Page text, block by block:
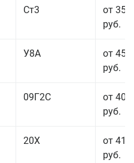
Ст3
от 35
руб.
У8А
от 45
руб.
09Г2С
от 40
руб.
20Х
от 41
руб.